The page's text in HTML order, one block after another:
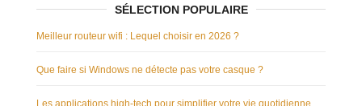
SÉLECTION POPULAIRE
Meilleur routeur wifi : Lequel choisir en 2026 ?
Que faire si Windows ne détecte pas votre casque ?